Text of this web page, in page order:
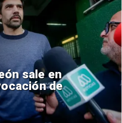
sale en
de